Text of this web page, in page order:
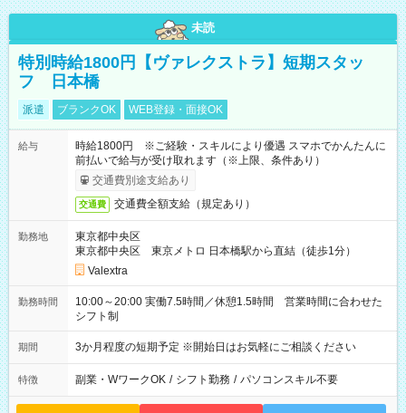
未読
特別時給1800円【ヴァレクストラ】短期スタッ
フ 日本橋
派遣 ブランクOK WEB登録・面接OK
給与
時給1800円 ※ご経験・スキルにより優遇 スマホでかんたんに
前払いで給与が受け取れます（※上限、条件あり）
交通費別途支給あり
交通費 交通費全額支給（規定あり）
勤務地
東京都中央区
東京都中央区 東京メトロ 日本橋駅から直結（徒歩1分）
Valextra
勤務時間
10:00～20:00 実働7.5時間／休憩1.5時間 営業時間に合わせた
シフト制
期間 3か月程度の短期予定 ※開始日はお気軽にご相談ください
特徴 副業・WワークOK / シフト勤務 / パソコンスキル不要